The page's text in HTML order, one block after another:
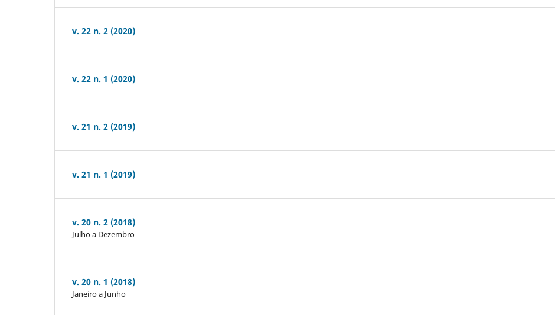
v. 22 n. 2 (2020)
v. 22 n. 1 (2020)
v. 21 n. 2 (2019)
v. 21 n. 1 (2019)
v. 20 n. 2 (2018)
Julho a Dezembro
v. 20 n. 1 (2018)
Janeiro a Junho